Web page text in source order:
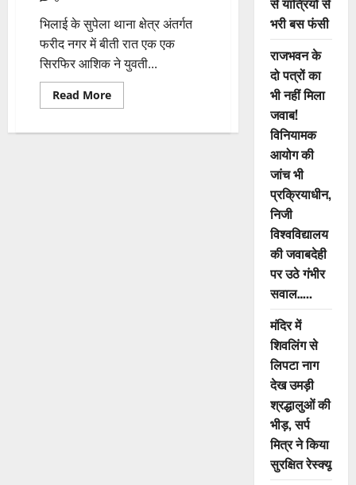
भिलाई के सुपेला थाना क्षेत्र अंतर्गत
फरीद नगर में बीती रात एक एक
सिरफिर आशिक ने युवती...
Read MoreRead
more
भरी बस फंसी
राजभवन के
दो पत्रों का
भी नहीं मिला
जवाब!
विनियामक
आयोग की
जांच भी
प्रक्रियाधीन,
निजी
विश्वविद्यालय
की जवाबदेही
पर उठे गंभीर
सवाल…..
मंदिर में
शिवलिंग से
लिपटा नाग
देख उमड़ी
श्रद्धालुओं की
भीड़, सर्प
मित्र ने किया
सुरक्षित रेस्क्यू